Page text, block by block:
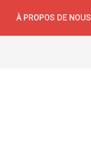
À PROPOS DE NOUS